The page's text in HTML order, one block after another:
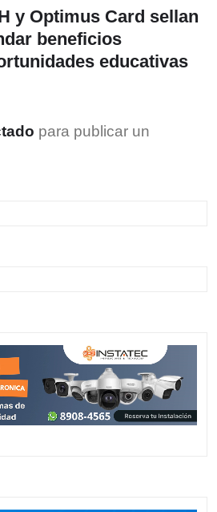
y Optimus Card sellan
beneficios
educativas
para publicar un